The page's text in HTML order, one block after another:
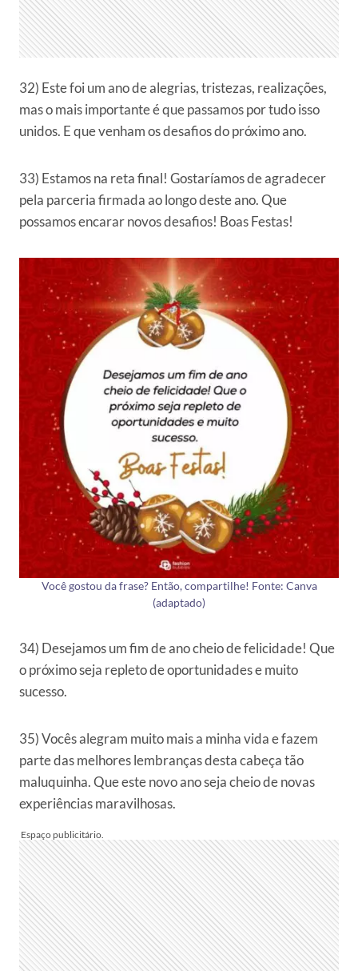
32) Este foi um ano de alegrias, tristezas, realizações,
mas o mais importante é que passamos por tudo isso
unidos. E que venham os desafios do próximo ano.
33) Estamos na reta final! Gostaríamos de agradecer
pela parceria firmada ao longo deste ano. Que
possamos encarar novos desafios! Boas Festas!
Você gostou da frase? Então, compartilhe! Fonte: Canva
(adaptado)
34) Desejamos um fim de ano cheio de felicidade! Que
o próximo seja repleto de oportunidades e muito
sucesso.
35) Vocês alegram muito mais a minha vida e fazem
parte das melhores lembranças desta cabeça tão
maluquinha. Que este novo ano seja cheio de novas
experiências maravilhosas.